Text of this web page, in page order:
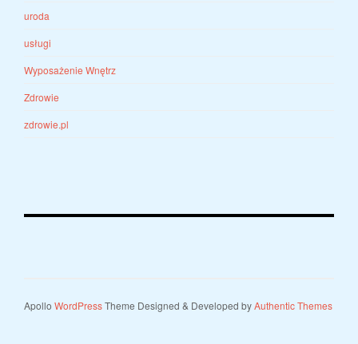
uroda
usługi
Wyposażenie Wnętrz
Zdrowie
zdrowie.pl
Apollo WordPressTheme Designed & Developed byAuthentic Themes